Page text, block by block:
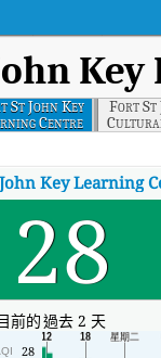
St John Key
Centre
Fort St
Key Learning
28
前的過去 2 天
28